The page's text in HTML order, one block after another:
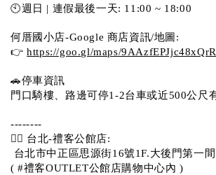
🕙週日 | 連假最後一天: 11:00 ~ 18:00
何厝國小店-Google 商店資訊/地圖:
👉 https://goo.gl/maps/
🚗停車資訊
門口騎樓、路邊可停1-2台車或近500公尺
--------
💁‍♀️ 台北-禮客公館店:
台北市中正區思源街16號1F.大後門第一間
( #禮客OUTLET公館店購物中心內 )